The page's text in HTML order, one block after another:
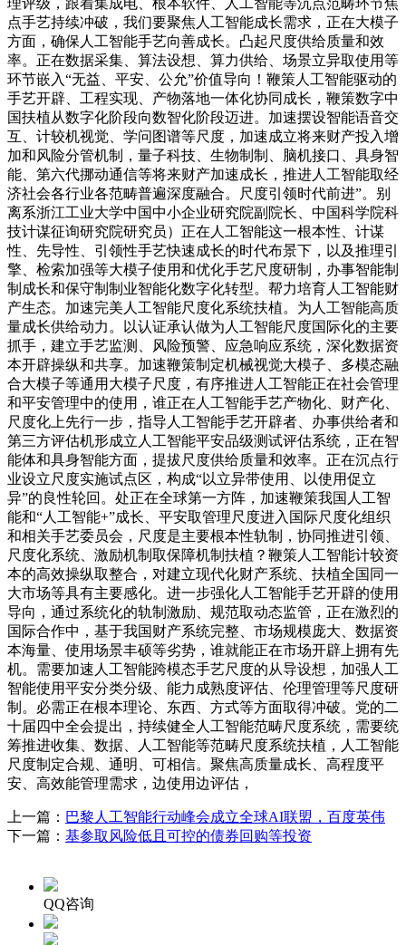
点手艺持续冲破，我们要聚焦人工智能成长需求，正在大模子
方面，确保人工智能手艺向善成长。凸起尺度供给质量和效
率。正在数据采集、算法设想、算力供给、场景立异取使用等
环节嵌入“无益、平安、公允”价值导向！鞭策人工智能驱动的
手艺开辟、工程实现、产物落地一体化协同成长，鞭策数字中
国扶植从数字化阶段向数智化阶段迈进。加速摆设智能语音交
互、计较机视觉、学问图谱等尺度，加速成立将来财产投入增
加和风险分管机制，量子科技、生物制制、脑机接口、具身智
能、第六代挪动通信等将来财产加速成长，推进人工智能取经
济社会各行业各范畴普遍深度融合。尺度引领时代前进”。别
离系浙江工业大学中国中小企业研究院副院长、中国科学院科
技计谋征询研究院研究员）正在人工智能这一根本性、计谋
性、先导性、引领性手艺快速成长的时代布景下，以及推理引
擎、检索加强等大模子使用和优化手艺尺度研制，办事智能制
制成长和保守制制业智能化数字化转型。帮力培育人工智能财
产生态。加速完美人工智能尺度化系统扶植。为人工智能高质
量成长供给动力。以认证承认做为人工智能尺度国际化的主要
抓手，建立手艺监测、风险预警、应急响应系统，深化数据资
本开辟操纵和共享。加速鞭策制定机械视觉大模子、多模态融
合大模子等通用大模子尺度，有序推进人工智能正在社会管理
和平安管理中的使用，谁正在人工智能手艺产物化、财产化、
尺度化上先行一步，指导人工智能手艺开辟者、办事供给者和
第三方评估机形成立人工智能平安品级测试评估系统，正在智
能体和具身智能方面，提拔尺度供给质量和效率。正在沉点行
业设立尺度实施试点区，构成“以立异带使用、以使用促立
异”的良性轮回。处正在全球第一方阵，加速鞭策我国人工智
能和“人工智能+”成长、平安取管理尺度进入国际尺度化组织
和相关手艺委员会，尺度是主要根本性轨制，协同推进引领、
尺度化系统、激励机制取保障机制扶植？鞭策人工智能计较资
本的高效操纵取整合，对建立现代化财产系统、扶植全国同一
大市场等具有主要感化。进一步强化人工智能手艺开辟的使用
导向，通过系统化的轨制激励、规范取动态监管，正在激烈的
国际合作中，基于我国财产系统完整、市场规模庞大、数据资
本海量、使用场景丰硕等劣势，谁就能正在市场开辟上拥有先
机。需要加速人工智能跨模态手艺尺度的从导设想，加强人工
智能使用平安分类分级、能力成熟度评估、伦理管理等尺度研
制。必需正在根本理论、东西、方式等方面取得冲破。党的二
十届四中全会提出，持续健全人工智能范畴尺度系统，需要统
筹推进收集、数据、人工智能等范畴尺度系统扶植，人工智能
尺度制定合规、通明、可相信。聚焦高质量成长、高程度平
安、高效能管理需求，边使用边评估，
上一篇： 巴黎人工智能行动峰会成立全球AI联盟，百度英伟
下一篇： 基参取风险低且可控的债券回购等投资
QQ咨询